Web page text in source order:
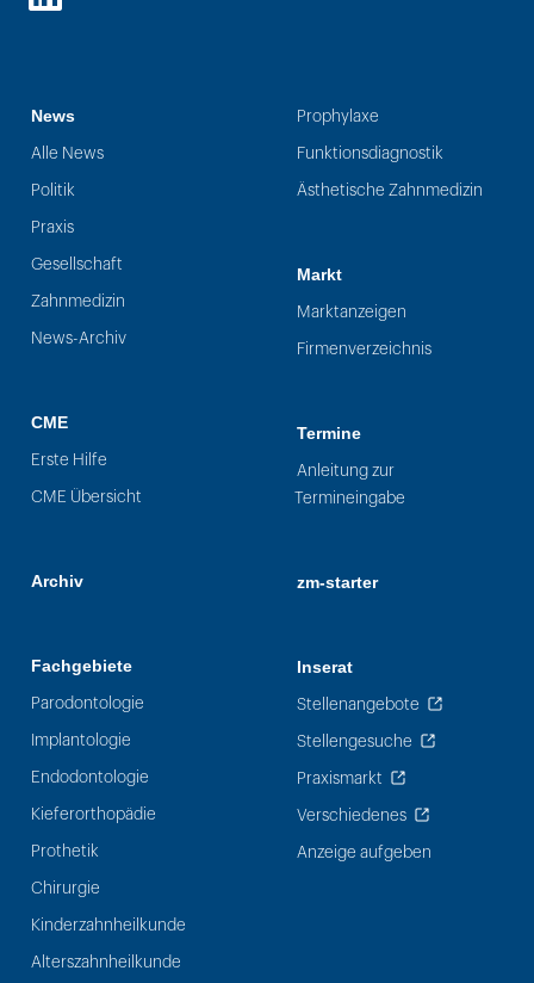
LinkedIn
News
Alle News
Politik
Praxis
Gesellschaft
Zahnmedizin
News-Archiv
CME
Erste Hilfe
CME Übersicht
Archiv
Fachgebiete
Parodontologie
Implantologie
Endodontologie
Kieferorthopädie
Prothetik
Chirurgie
Kinderzahnheilkunde
Alterszahnheilkunde
Prophylaxe
Funktionsdiagnostik
Ästhetische Zahnmedizin
Markt
Marktanzeigen
Firmenverzeichnis
Termine
Anleitung zur
Termineingabe
zm-starter
Inserat
Stellenangebote
Stellengesuche
Praxismarkt
Verschiedenes
Anzeige aufgeben